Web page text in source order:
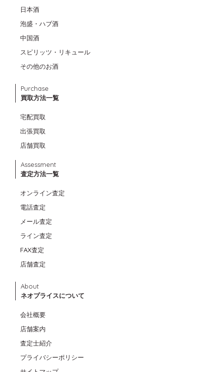
日本酒
泡盛・ハブ酒
中国酒
スピリッツ・リキュール
その他のお酒
Purchase
買取方法一覧
宅配買取
出張買取
店舗買取
Assessment
査定方法一覧
オンライン査定
電話査定
メール査定
ライン査定
FAX査定
店舗査定
About
ネオプライスについて
会社概要
店舗案内
査定士紹介
プライバシーポリシー